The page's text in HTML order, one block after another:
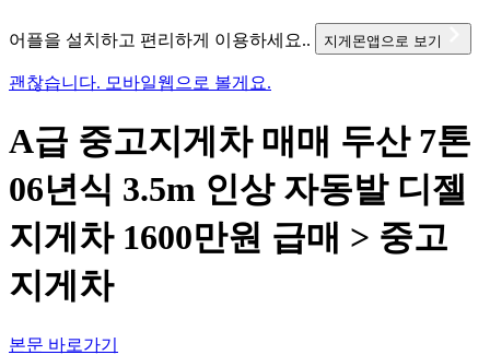
어플을 설치하고 편리하게 이용하세요.. 지게몬앱으로 보기
괜찮습니다. 모바일웹으로 볼게요.
A급 중고지게차 매매 두산 7톤
06년식 3.5m 인상 자동발 디젤
지게차 1600만원 급매 > 중고
지게차
본문 바로가기